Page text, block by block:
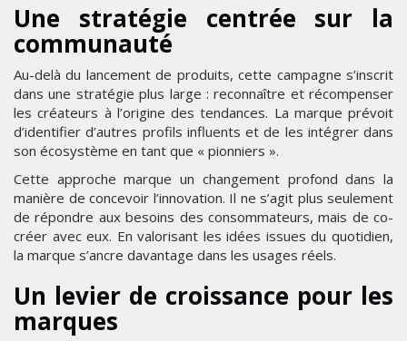
Une stratégie centrée sur la
communauté
Au-delà du lancement de produits, cette campagne s’inscrit
dans une stratégie plus large : reconnaître et récompenser
les créateurs à l’origine des tendances. La marque prévoit
d’identifier d’autres profils influents et de les intégrer dans
son écosystème en tant que « pionniers ».
Cette approche marque un changement profond dans la
manière de concevoir l’innovation. Il ne s’agit plus seulement
de répondre aux besoins des consommateurs, mais de co-
créer avec eux. En valorisant les idées issues du quotidien,
la marque s’ancre davantage dans les usages réels.
Un levier de croissance pour les
marques